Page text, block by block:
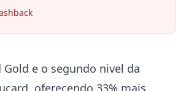
Gold e o segundo nivel da
oferecendo 33% mais